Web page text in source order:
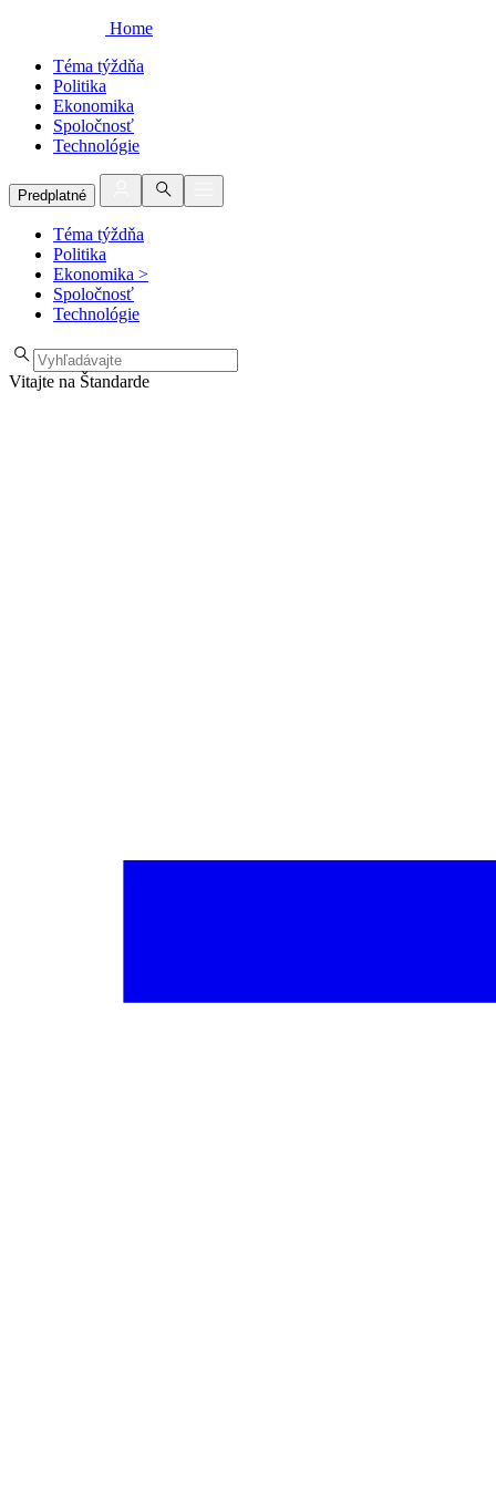
Home
Téma týždňa
Politika
Ekonomika
Spoločnosť
Technológie
Predplatné
Téma týždňa
Politika
Ekonomika >
Spoločnosť
Technológie
Vitajte na Štandarde